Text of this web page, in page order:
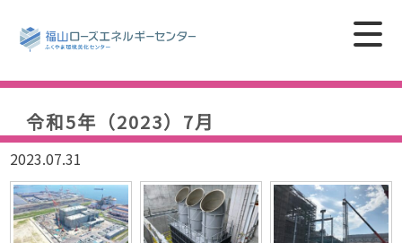
令和5年（2023）7月
2023.07.31